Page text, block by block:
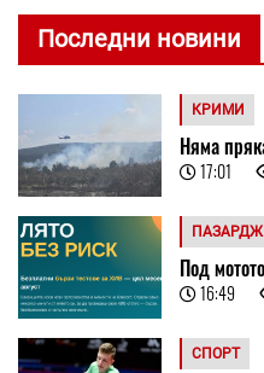
Последни новини
КРИМИ
Няма
17:01
Под
16:49
СПОРТ